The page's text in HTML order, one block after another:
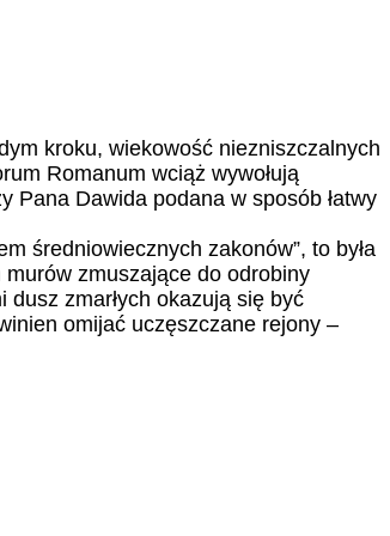
kroku, wiekowość niezniszczalnych
Romanum wciąż wywołują
Pana Dawida podana w sposób łatwy
średniowiecznych zakonów”, to była
zmuszające do odrobiny
zmarłych okazują się być
omijać uczęszczane rejony –